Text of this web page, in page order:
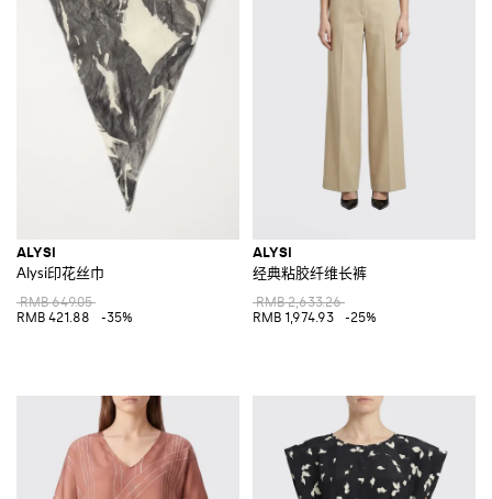
ALYSI
Alysi印花丝巾
RMB 649.05
RMB 421.88
-35%
ALYSI
经典粘胶纤维长裤
RMB 2,633.26
RMB 1,974.93
-25%